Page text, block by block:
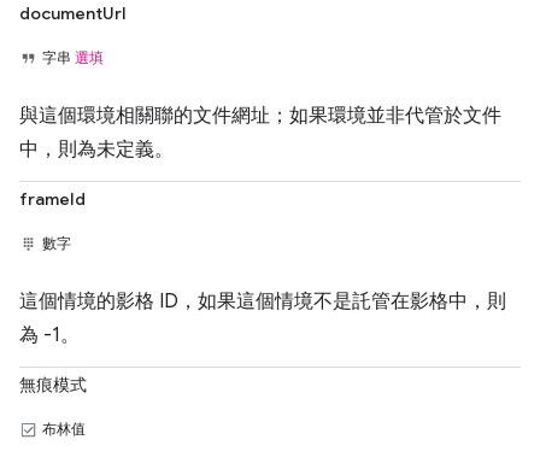
documentUrl
字串 選填
與這個環境相關聯的文件網址；如果環境並非代管於文件
中，則為未定義。
frameId
數字
這個情境的影格 ID，如果這個情境不是託管在影格中，則
為 -1。
無痕模式
布林值